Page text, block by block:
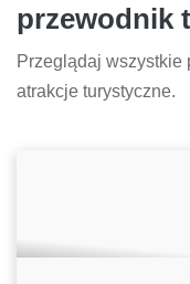
przewodnik
Przeglądaj
atrakcje turystyczne.